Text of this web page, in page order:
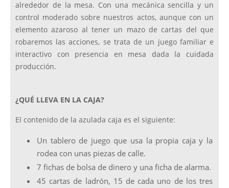
alrededor de la mesa. Con una mecánica sencilla y un
control moderado sobre nuestros actos, aunque con un
elemento azaroso al tener un mazo de cartas del que
robaremos las acciones, se trata de un juego familiar e
interactivo con presencia en mesa dada la cuidada
producción.
¿QUÉ LLEVA EN LA CAJA?
El contenido de la azulada caja es el siguiente:
Un tablero de juego que usa la propia caja y la
rodea con unas piezas de calle.
7 fichas de bolsa de dinero y una ficha de alarma.
45 cartas de ladrón, 15 de cada uno de los tres